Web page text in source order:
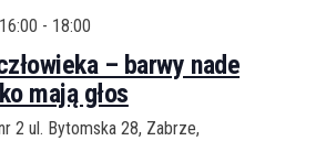
- 18:00
– barwy nade
mają głos
2 ul. Bytomska 28, Zabrze,